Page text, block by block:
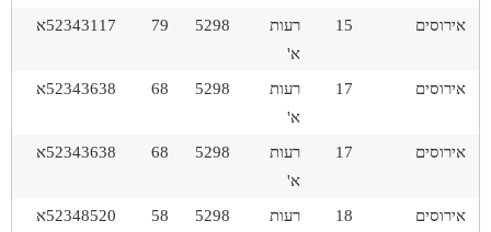
אירוסים 15
רעות
א'
5298
79 52343117א
אירוסים 17
רעות
א'
5298
68 52343638א
אירוסים 17
רעות
א'
5298
68 52343638א
אירוסים 18
רעות
5298
58 52348520א